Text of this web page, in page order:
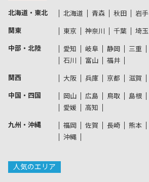
北海道・東北 北海道 青森 秋田 岩手
関東 東京 神奈川 千葉 埼玉
中部・北陸 愛知 岐阜 静岡 三重
石川
富山 福井
関西 大阪 兵庫 京都 滋賀
中国・四国 岡山 広島 鳥取 島根
愛媛
高知
九州・沖縄 福岡 佐賀 長崎 熊本
沖縄
人気のエリア